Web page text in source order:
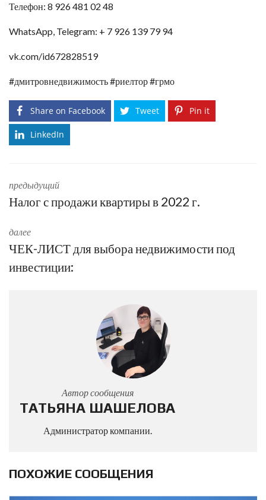
Телефон: 8 926 481 02 48
WhatsApp, Telegram: + 7 926 139 79 94
vk.com/id672828519
#дмитровнедвижимость #риелтор #грмо
Share on Facebook Tweet Pin it
LinkedIn
предыдущий
Налог с продажи квартиры в 2022 г.
далее
ЧЕК-ЛИСТ для выбора недвижимости под
инвестиции:
Автор сообщения
ТАТЬЯНА ШАШЕЛОВА
Администратор компании.
ПОХОЖИЕ СООБЩЕНИЯ